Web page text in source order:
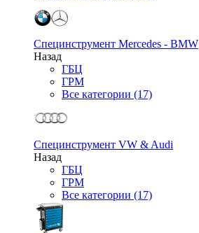
Специнструмент Mercedes - BMW
Назад
ГБЦ
ГРМ
Все категории (17)
Специнструмент VW & Audi
Назад
ГБЦ
ГРМ
Все категории (17)